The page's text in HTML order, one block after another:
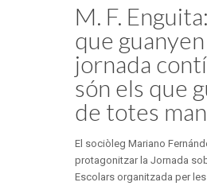
M. F.
que
jornada
són els que
de totes
El sociòleg Mariano
protagonitzar la Jornada
Escolars organitzada per les